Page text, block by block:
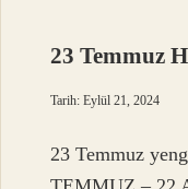
23 Temmuz
Tarih: Eylül 21, 2024
23 Temmuz